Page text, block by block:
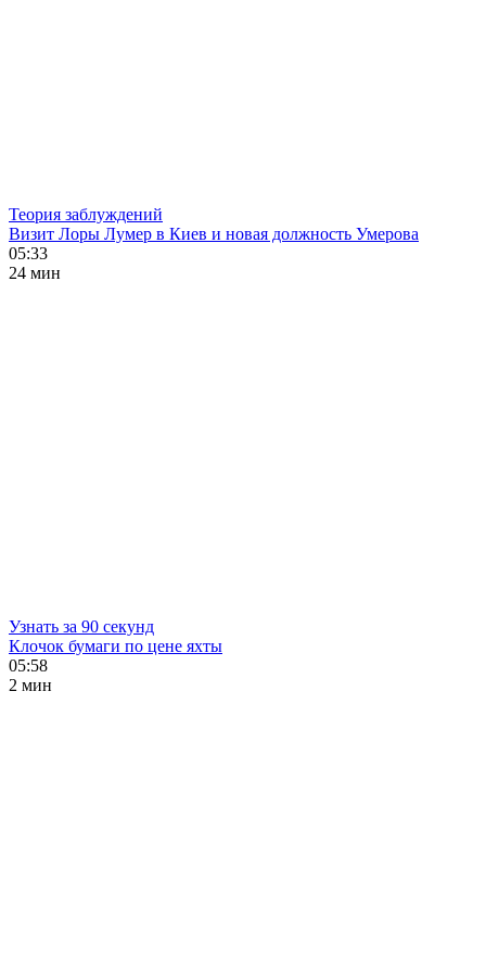
Теория заблуждений
Визит Лоры Лумер в Киев и новая должность Умерова
05:33
24 мин
Узнать за 90 секунд
Клочок бумаги по цене яхты
05:58
2 мин